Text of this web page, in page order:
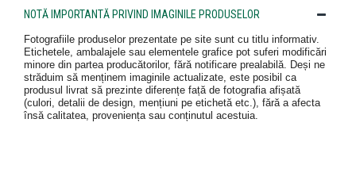
NOTĂ IMPORTANTĂ PRIVIND IMAGINILE PRODUSELOR
Fotografiile produselor prezentate pe site sunt cu titlu informativ.
Etichetele, ambalajele sau elementele grafice pot suferi modificări
minore din partea producătorilor, fără notificare prealabilă. Deși ne
străduim să menținem imaginile actualizate, este posibil ca
produsul livrat să prezinte diferențe față de fotografia afișată
(culori, detalii de design, mențiuni pe etichetă etc.), fără a afecta
însă calitatea, proveniența sau conținutul acestuia.